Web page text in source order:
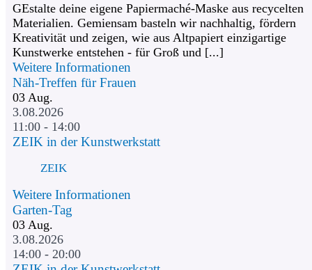
GEstalte deine eigene Papiermaché-Maske aus recycelten
Materialien. Gemiensam basteln wir nachhaltig, fördern
Kreativität und zeigen, wie aus Altpapiert einzigartige
Kunstwerke entstehen - für Groß und [...]
Weitere Informationen
Näh-Treffen für Frauen
03 Aug.
3.08.2026
11:00 - 14:00
ZEIK in der Kunstwerkstatt
ZEIK
Weitere Informationen
Garten-Tag
03 Aug.
3.08.2026
14:00 - 20:00